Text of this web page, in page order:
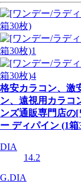
格安カラコン、激
ン、遠視用カラコ
ンズ通販専門店の
ー ディパイン (1
DIA
14.2
G.DIA